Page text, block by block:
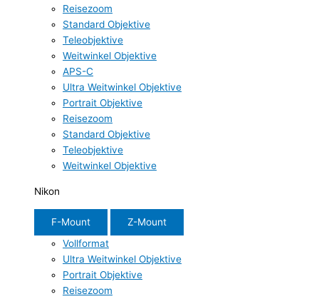
Reisezoom
Standard Objektive
Teleobjektive
Weitwinkel Objektive
APS-C
Ultra Weitwinkel Objektive
Portrait Objektive
Reisezoom
Standard Objektive
Teleobjektive
Weitwinkel Objektive
Nikon
F-Mount
Z-Mount
Vollformat
Ultra Weitwinkel Objektive
Portrait Objektive
Reisezoom